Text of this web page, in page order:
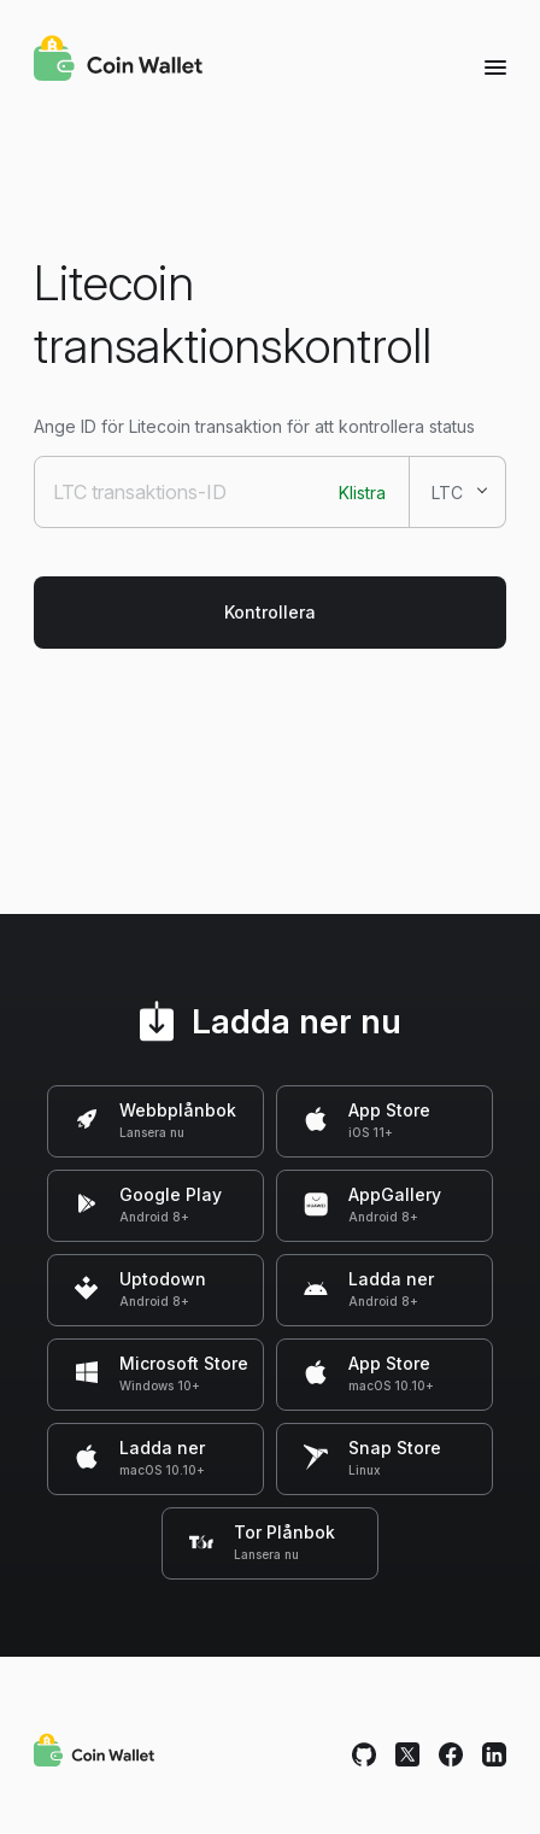
Litecoin
transaktionskontroll
Ange ID för Litecoin transaktion för att kontrollera status
Klistra LTC
Ladda ner nu
Webbplånbok
Lansera nu
App Store
iOS 11+
Google Play
Android 8+
AppGallery
Android 8+
Uptodown
Android 8+
Ladda ner
Android 8+
Microsoft Store
Windows 10+
App Store
macOS 10.10+
Ladda ner
macOS 10.10+
Snap Store
Linux
Tor Plånbok
Lansera nu